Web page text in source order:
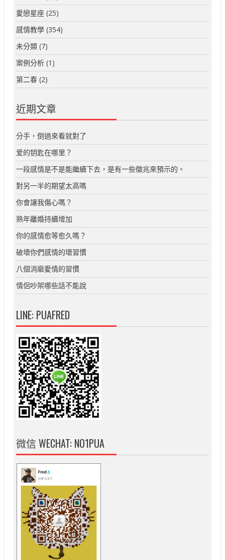
愛戀星座 (25)
感情教學 (354)
未分類 (7)
案例分析 (1)
第二春 (2)
近期文章
分手，倒過來看就對了
爱的钥匙在哪里？
一段感情是不是能繼續下去，是有一些徵兆來預示的。
對另一半的期望太高嗎
你會讓我傷心嗎？
熟年離婚持續增加
你的感情愈等愈久嗎？
破壞你們感情的壞習慣
八個消磨愛情的習慣
情侶吵架哪些話不能說
LINE: PUAFRED
微信 WECHAT: NO1PUA